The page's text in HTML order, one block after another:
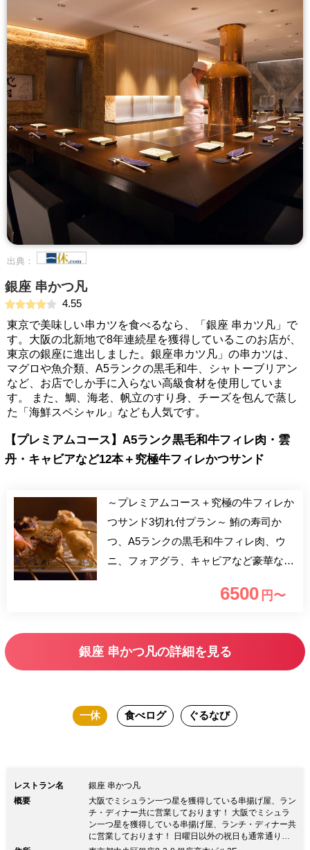
ンは即時予約ではございません。申し込
み完了のメールの後、別途予約の成立の
可否について、再度メールにて連絡が届
きます。
出典：
銀座 串かつ凡
4.55
東京で美味しい串カツを食べるなら、「銀座 串カツ凡」で
す。大阪の北新地で8年連続星を獲得しているこのお店が、
東京の銀座に進出しました。銀座串カツ凡」の串カツは、
マグロや魚介類、A5ランクの黒毛和牛、シャトーブリアン
など、お店でしか手に入らない高級食材を使用していま
す。 また、鯛、海老、帆立のすり身、チーズを包んで蒸し
た「海鮮スペシャル」なども人気です。
【プレミアムコース】A5ランク黒毛和牛フィレ肉・雲
丹・キャビアなど12本＋究極牛フィレかつサンド
～プレミアムコース＋究極の牛フィレか
つサンド3切れ付プラン～ 鮪の寿司か
つ、A5ランクの黒毛和牛フィレ肉、ウ
ニ、フォアグラ、キャビアなど豪華な食
気の牛フィレかつサンド3切れがついた
6500 円〜
銀座 串かつ凡の詳細を見る
一休 食べログ ぐるなび
レストラン名
銀座 串かつ凡
概要
大阪でミシュラン一つ星を獲得している串揚げ屋、ラン
チ・ディナー共に営業しております！ 大阪でミシュラ
ン一つ星を獲得している串揚げ屋、ランチ・ディナー共
に営業しております！ 日曜日以外の祝日も通常通り営
業致します。 数より質を重視する大人のための高級串